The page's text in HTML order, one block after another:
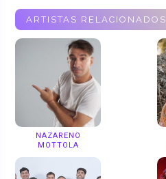
ARTISTAS RELACIONADOS
NAZARENO
MOTTOLA